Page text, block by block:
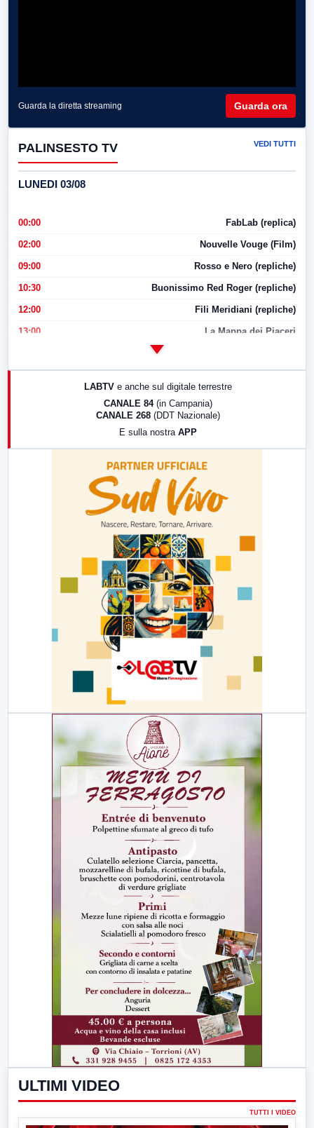
Guarda la diretta streaming Guarda ora
PALINSESTO TV VEDI TUTTI
LUNEDI 03/08
00:00 FabLab (replica)
02:00 Nouvelle Vouge (Film)
09:00 Rosso e Nero (repliche)
10:30 Buonissimo Red Roger (repliche)
12:00 Fili Meridiani (repliche)
13:00 La Mappa dei Piaceri
LABTV e anche sul digitale terrestre
CANALE 84 (in Campania)
CANALE 268 (DDT Nazionale)
E sulla nostra APP
ULTIMI VIDEO
TUTTI I VIDEO